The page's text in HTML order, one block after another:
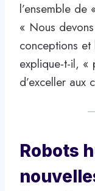
l’ensemble de
« Nous
conceptions
explique-t-il, «
d’exceller aux
Robots